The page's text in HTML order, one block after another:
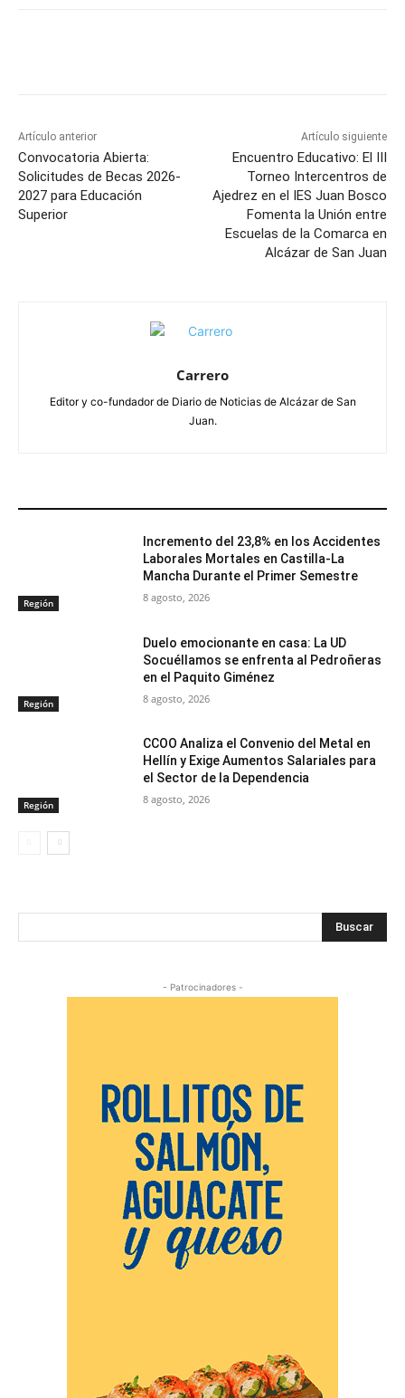
Artículo anterior
Convocatoria Abierta:
Solicitudes de Becas 2026-
2027 para Educación
Superior
Artículo siguiente
Encuentro Educativo: El III
Torneo Intercentros de
Ajedrez en el IES Juan Bosco
Fomenta la Unión entre
Escuelas de la Comarca en
Alcázar de San Juan
Carrero
Editor y co-fundador de Diario de Noticias de Alcázar de San
Juan.
Región
Incremento del 23,8% en los Accidentes
Laborales Mortales en Castilla-La
Mancha Durante el Primer Semestre
8 agosto, 2026
Región
Duelo emocionante en casa: La UD
Socuéllamos se enfrenta al Pedroñeras
en el Paquito Giménez
8 agosto, 2026
Región
CCOO Analiza el Convenio del Metal en
Hellín y Exige Aumentos Salariales para
el Sector de la Dependencia
8 agosto, 2026
Buscar
- Patrocinadores -